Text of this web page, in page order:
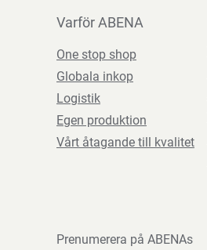
Varför ABENA
One stop shop
Globala inkop
Logistik
Egen produktion
Vårt åtagande till kvalitet
Prenumerera på ABENAs